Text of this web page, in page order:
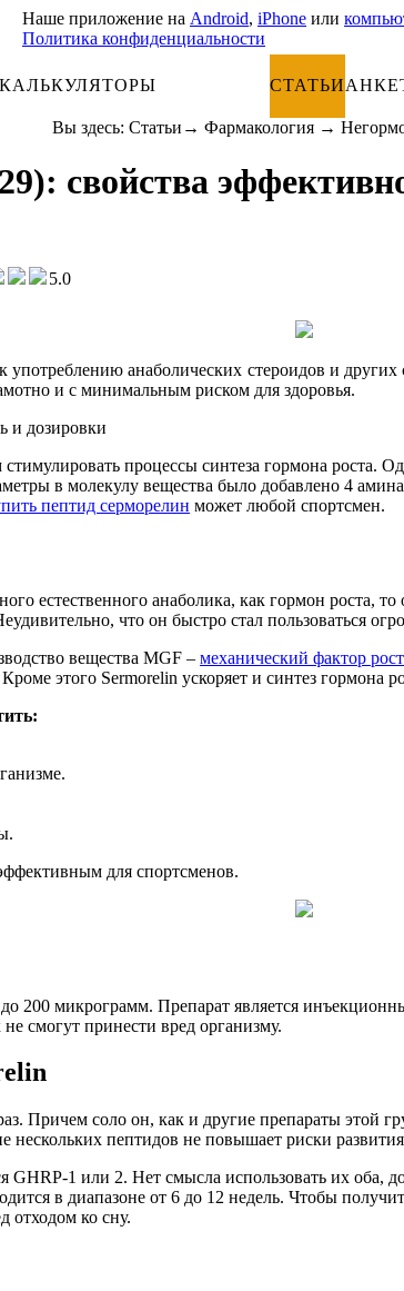
Наше приложение на Android, iPhone или
Политика конфиденциальности
КАЛЬКУЛЯТОРЫ СТАТЬИ
Вы здесь: Статьи → Фармакология→
свойства
5.0
анаболических стероидов и
и с минимальным риском для здоровья.
процессы синтеза гормона роста.
в молекулу вещества было добавлено 4
пептид серморелин может любой спортсмен.
естественного анаболика, как гормон роста,
что он быстро стал пользоваться
вещества MGF – механический фактор
этого Sermorelin ускоряет и синтез гормона
для спортсменов.
до 200 микрограмм. Препарат является
смогут принести вред организму.
Причем соло он, как и другие препараты этой
пептидов не повышает риски
1 или 2. Нет смысла использовать их оба,
в диапазоне от 6 до 12 недель. Чтобы
отходом ко сну.